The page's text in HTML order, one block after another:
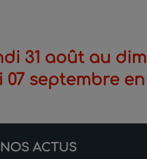
31 août au
septembre
NOS ACTUS